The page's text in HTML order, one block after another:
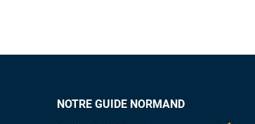
NOTRE GUIDE NORMAND